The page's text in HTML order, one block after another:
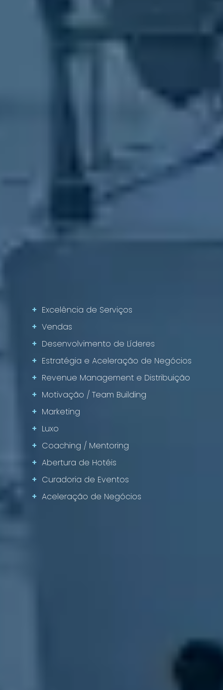
+ Excelência de Serviços
+ Vendas
+ Desenvolvimento de Líderes
+ Estratégia e Aceleração de Negócios
+ Revenue Management e Distribuição
+ Motivação / Team Building
+ Marketing
+ Luxo
+ Coaching / Mentoring
+ Abertura de Hotéis
+ Curadoria de Eventos
+ Aceleração de Negócios